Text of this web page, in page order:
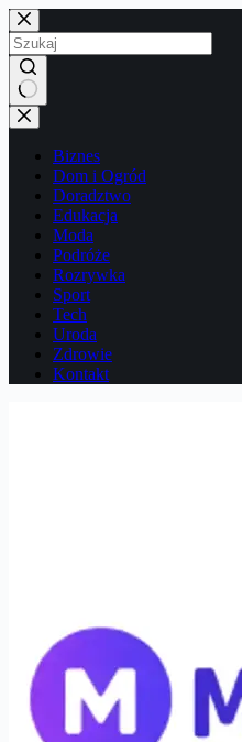
Przejdź
do
treści
Brak
wyników
Biznes
Dom i Ogród
Doradztwo
Edukacja
Moda
Podróże
Rozrywka
Sport
Tech
Uroda
Zdrowie
Kontakt